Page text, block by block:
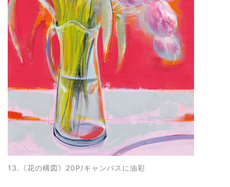
13.《花の構図》20P/キャンバスに油彩